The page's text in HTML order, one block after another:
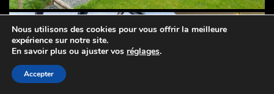
Nous utilisons des cookies pour vous offrir la meilleure
expérience sur notre site.
En savoir plus ou ajuster vos réglages.
Accepter